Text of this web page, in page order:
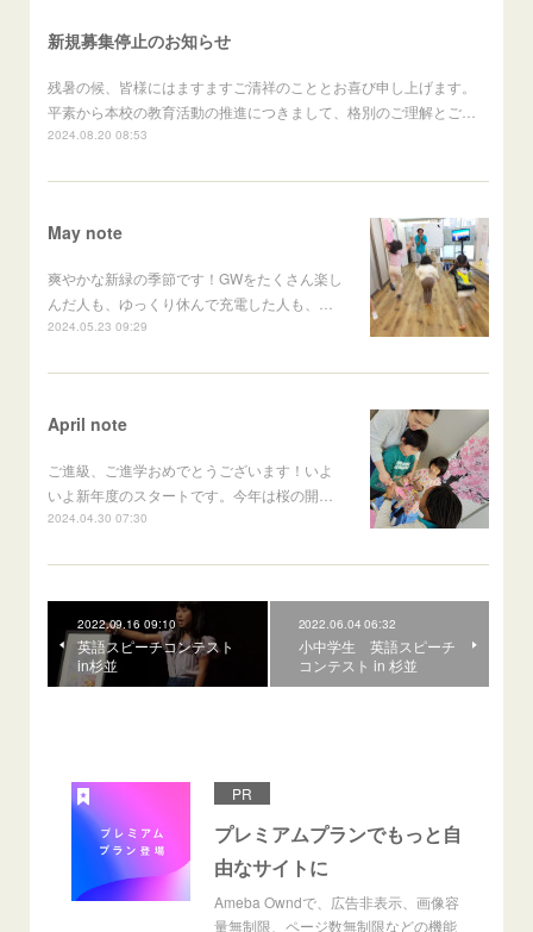
新規募集停止のお知らせ
残暑の候、皆様にはますますご清祥のこととお喜び申し上げます。
平素から本校の教育活動の推進につきまして、格別のご理解とご…
2024.08.20 08:53
May note
爽やかな新緑の季節です！GWをたくさん楽し
んだ人も、ゆっくり休んで充電した人も、…
2024.05.23 09:29
April note
ご進級、ご進学おめでとうございます！いよ
いよ新年度のスタートです。今年は桜の開…
2024.04.30 07:30
2022.09.16 09:10
英語スピーチコンテスト
in杉並
2022.06.04 06:32
小中学生 英語スピーチ
コンテスト in 杉並
PR
プレミアムプランでもっと自
由なサイトに
Ameba Owndで、広告非表示、画像容
量無制限、ページ数無制限などの機能